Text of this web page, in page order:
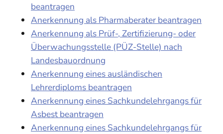
beantragen
Anerkennung als Pharmaberater beantragen
Anerkennung als Prüf-, Zertifizierung- oder
Überwachungsstelle (PÜZ-Stelle) nach
Landesbauordnung
Anerkennung eines ausländischen
Lehrerdiploms beantragen
Anerkennung eines Sachkundelehrgangs für
Asbest beantragen
Anerkennung eines Sachkundelehrgangs für